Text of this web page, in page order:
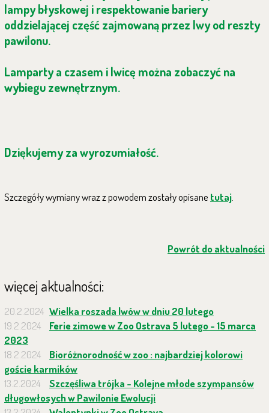
lampy błyskowej i respektowanie bariery
oddzielającej część zajmowaną przez lwy od reszty
pawilonu.
Lamparty a czasem i lwicę można zobaczyć na
wybiegu zewnętrznym.
Dziękujemy za wyrozumiałość.
Szczegóły wymiany wraz z powodem zostały opisane tutaj
Powrót do aktualności
więcej aktualności:
20.2.2024 Wielka roszada lwów w dniu 20 lutego
19.2.2024
Ferie zimowe w Zoo Ostrava 5 lutego - 15 marca
2023
18.2.2024
Bioróżnorodność w zoo : najbardziej kolorowi
goście karmików
13.2.2024
Szczęśliwa trójka - Kolejne młode szympansów
długowłosych w Pawilonie Ewolucji